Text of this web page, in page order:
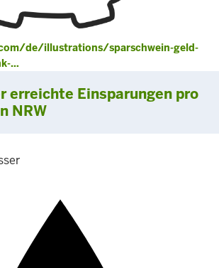
de/illustrations/sparschwein-geld-
…
erreichte Einsparungen pro
NRW